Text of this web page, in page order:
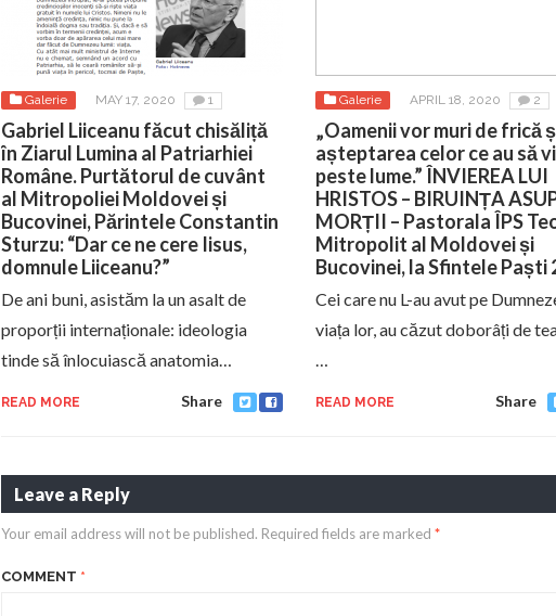
Galerie MAY 17, 2020 1
Gabriel Liiceanu făcut chisăliță
în Ziarul Lumina al Patriarhiei
Române. Purtătorul de cuvânt
al Mitropoliei Moldovei și
Bucovinei, Părintele Constantin
Sturzu: “Dar ce ne cere Iisus,
domnule Liiceanu?”
De ani buni, asistăm la un asalt de
proporții internaționale: ideologia
tinde să înlocuiască anatomia…
READ MORE Share
Galerie APRIL 18, 2020 2
„Oamenii vor muri de frică
așteptarea celor ce au să
peste lume.” ÎNVIEREA LUI
HRISTOS – BIRUINȚA
MORȚII – Pastorala ÎPS
Mitropolit al Moldovei și
Bucovinei, la Sfintele Paști
Cei care nu L-au avut pe
viața lor, au căzut doborâți de
…
READ MORE Share
Leave a Reply
Your email address will not be published. Required fields are marked *
COMMENT *